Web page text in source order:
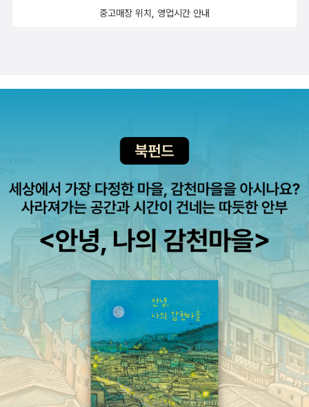
신과 함께 망하겠다’는 다짐이기도 하다. 하지만 결혼생활의 문제는
집 밖의 사람에게 설레고 열정을 느끼게 되는 일. 저자는 주변에서 목
복하고자 시도된 다양한 분투들 ? 사르트르 & 보부아르의 계약 결혼,
개방된 다자간 관계인 폴리아모리, 근본주의 모르몬교도의 일부다처
제 ? 등을 짚어 본다. 작가의 남편으로 사는 일 “남편분은 작가님 책
을 읽고 뭐라고…안 하세요?” 이렇게 질문하는 이유는 책에 과거의
연애에 대해서도 썼고, 현재의 (남자)친구들에 대해서도 썼고, 결혼한
여자가 다른 남자와 사랑에 빠지는 내용의 소설도 썼기 때문일 것이
다. _본문 중에서 사람들은 연애소설을 쓰는 여자의 남편을 많이 궁금
해한다. 거기에는 ‘그래도 괜찮냐’는 놀라움과 걱정이 뒤섞인다. 하지
만 남편이 읽든 말든, 저자는 오히려 그 모든 ‘남편 분이 봐도 되겠어
요?’적인 책과 글들은 애초에 남편의 존재가 야기시킨 것이라고 못박
는다. 결혼 당시 저자는 글 한번 써보지 않은 평범한 직장인이었다. 그
중고매장 위치, 영업시간 안내